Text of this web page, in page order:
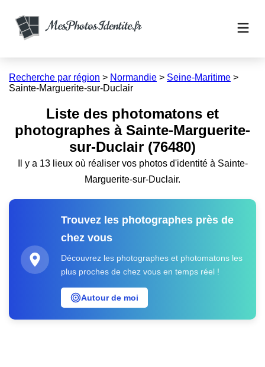
Recherche par région > Normandie > Seine-Maritime >
Sainte-Marguerite-sur-Duclair
Liste des photomatons et
photographes à Sainte-Marguerite-
sur-Duclair (76480)
Il y a 13 lieux où réaliser vos photos d'identité à Sainte-
Marguerite-sur-Duclair.
Trouvez les photographes près de
chez vous
Découvrez les photographes et photomatons les
plus proches de chez vous en temps réel !
Autour de moi